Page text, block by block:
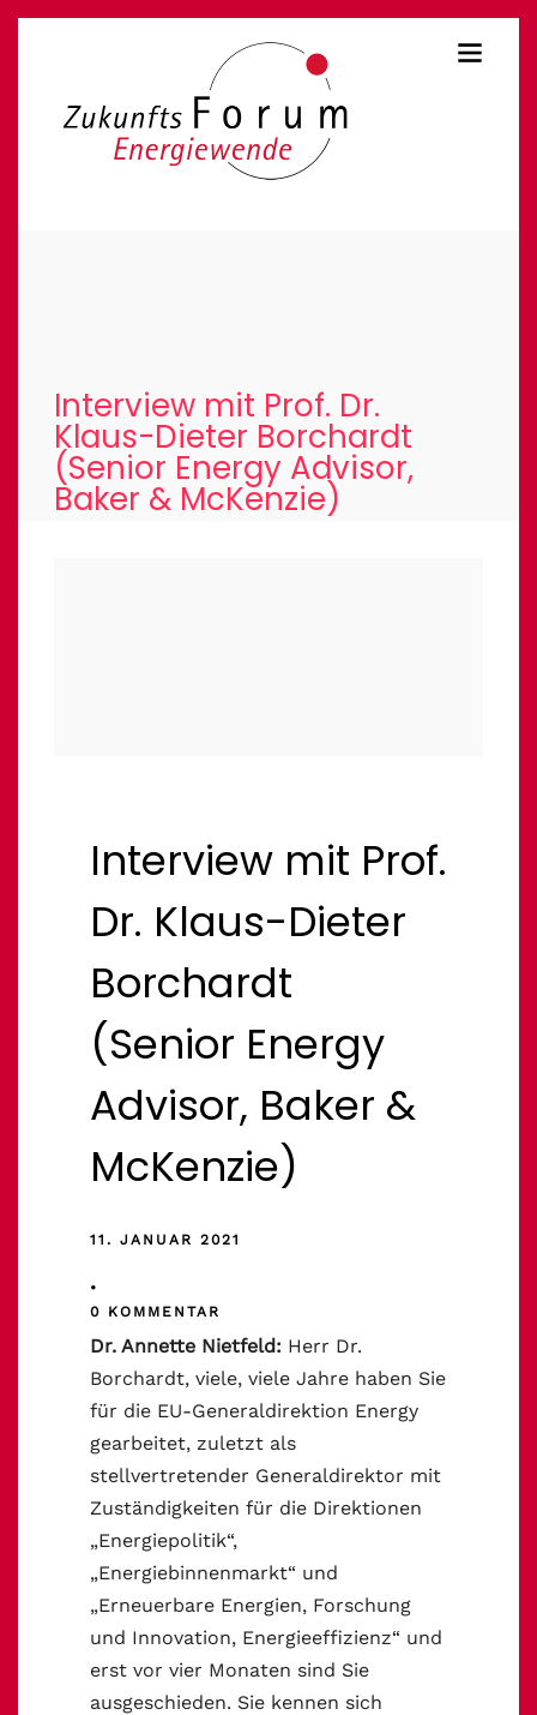
Interview mit Prof. Dr.
Klaus-Dieter Borchardt
(Senior Energy Advisor,
Baker & McKenzie)
Interview mit Prof.
Dr. Klaus-Dieter
Borchardt
(Senior Energy
Advisor, Baker &
McKenzie)
11. JANUAR 2021
•
0 KOMMENTAR
Dr. Annette Nietfeld: Herr Dr.
Borchardt, viele, viele Jahre haben Sie
für die EU-Generaldirektion Energy
gearbeitet, zuletzt als
stellvertretender Generaldirektor mit
Zuständigkeiten für die Direktionen
„Energiepolitik“,
„Energiebinnenmarkt“ und
„Erneuerbare Energien, Forschung
und Innovation, Energieeffizienz“ und
erst vor vier Monaten sind Sie
ausgeschieden. Sie kennen sich